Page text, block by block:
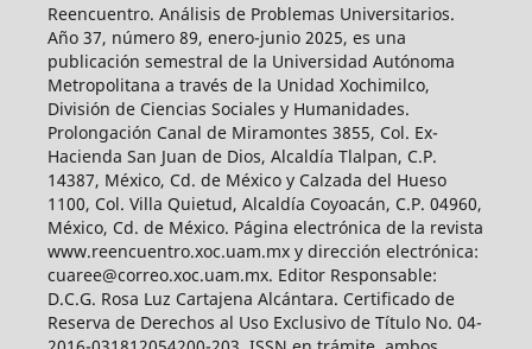
Reencuentro. Análisis de Problemas Universitarios.
Año 37, número 89, enero-junio 2025, es una
publicación semestral de la Universidad Autónoma
Metropolitana a través de la Unidad Xochimilco,
División de Ciencias Sociales y Humanidades.
Prolongación Canal de Miramontes 3855, Col. Ex-
Hacienda San Juan de Dios, Alcaldía Tlalpan, C.P.
14387, México, Cd. de México y Calzada del Hueso
1100, Col. Villa Quietud, Alcaldía Coyoacán, C.P. 04960,
México, Cd. de México. Página electrónica de la revista
www.reencuentro.xoc.uam.mx y dirección electrónica:
cuaree@correo.xoc.uam.mx. Editor Responsable:
D.C.G. Rosa Luz Cartajena Alcántara. Certificado de
Reserva de Derechos al Uso Exclusivo de Título No. 04-